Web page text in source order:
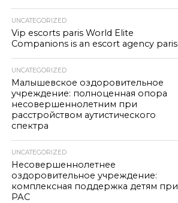
UNCATEGORIZED
Vip escorts paris World Elite
Companions is an escort agency paris
UNCATEGORIZED
Малышевское оздоровительное
учреждение: полноценная опора
несовершеннолетним при
расстройством аутистического
спектра
UNCATEGORIZED
Несовершеннолетнее
оздоровительное учреждение:
комплексная поддержка детям при
РАС